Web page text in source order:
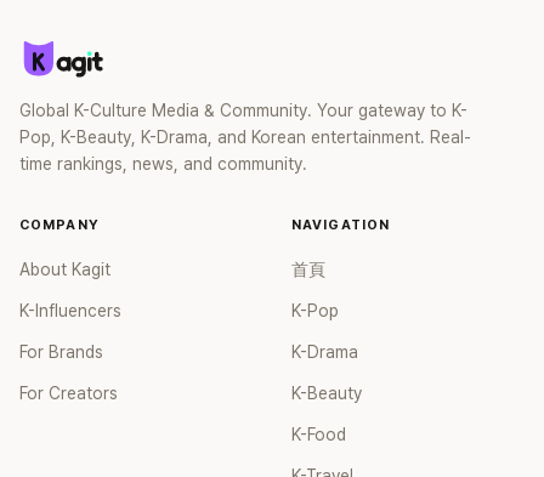
Global K-Culture Media & Community. Your gateway to K-
Pop, K-Beauty, K-Drama, and Korean entertainment. Real-
time rankings, news, and community.
COMPANY
About Kagit
K-Influencers
For Brands
For Creators
NAVIGATION
首頁
K-Pop
K-Drama
K-Beauty
K-Food